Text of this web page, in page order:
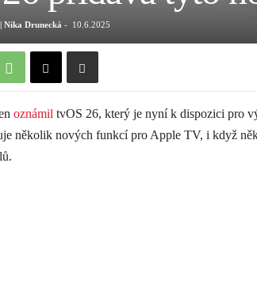
Nika Drunecká - 10.6.2025
oznámil tvOS 26, který je nyní k dispozici pro
několik nových funkcí pro Apple TV, i když